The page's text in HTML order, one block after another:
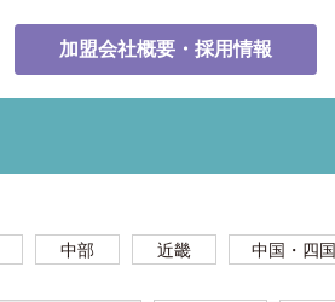
加盟会社概要・採用情報
中部 近畿 中国・四国